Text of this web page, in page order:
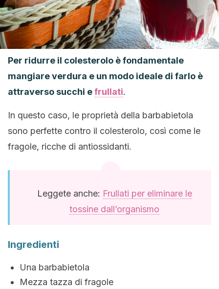
Per ridurre il colesterolo è fondamentale
mangiare verdura e un modo ideale di farlo è
attraverso succhi efrullati.
In questo caso, le proprietà della barbabietola
sono perfette contro il colesterolo, così come le
fragole, ricche di antiossidanti.
Leggete anche: Frullati per eliminare le
tossine dall’organismo
Ingredienti
Una barbabietola
Mezza tazza di fragole